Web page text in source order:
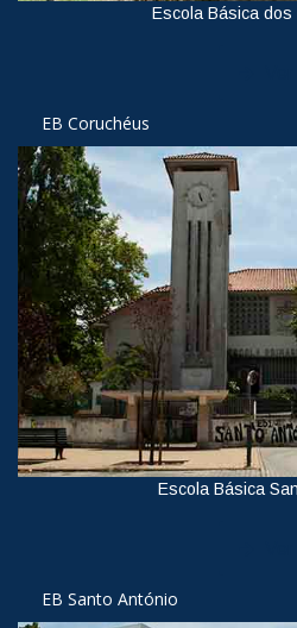
Escola Básica dos
EB Coruchéus
Escola Básica
EB Santo António